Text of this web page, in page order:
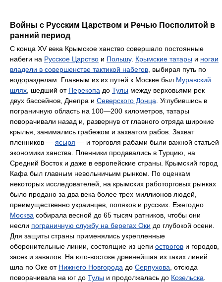
Войны с Русским Царством и Речью Посполитой в
ранний период
C конца XV века Крымское ханство совершало постоянные
набеги на Русское Царство и Польшу. Крымские татары и ногаи
владели в совершенстве тактикой набегов , выбирая путь по
водоразделам. Главным из их путей к Москве был Муравский
шлях , шедший от Перекопа до Тулы между верховьями рек
двух бассейнов, Днепра и Северского Донца . Углубившись в
пограничную область на 100—200 километров, татары
поворачивали назад и, развернув от главного отряда широкие
крылья, занимались грабежом и захватом рабов. Захват
пленников — ясыря — и торговля рабами были важной статьей
экономики ханства. Пленники продавались в Турцию, на
Средний Восток и даже в европейские страны. Крымский город
Кафа был главным невольничьим рынком. По оценкам
некоторых исследователей, на крымских работорговых рынках
было продано за два века более трех миллионов людей,
преимущественно украинцев, поляков и русских. Ежегодно
Москва собирала весной до 65 тысяч ратников, чтобы они
несли пограничную службу на берегах Оки до глубокой осени.
Для защиты страны применялись укрепленные
оборонительные линии, состоящие из цепи острогов и городов,
засек и завалов. На юго-востоке древнейшая из таких линий
шла по Оке от Нижнего Новгорода до Серпухова , отсюда
поворачивала на юг до Тулы и продолжалась до Козельска